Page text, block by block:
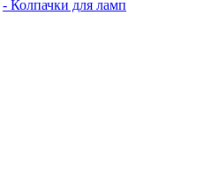
- Колпачки для ламп